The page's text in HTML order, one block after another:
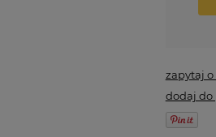
zapytaj
dodaj do